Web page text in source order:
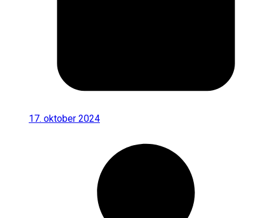
17. oktober 2024